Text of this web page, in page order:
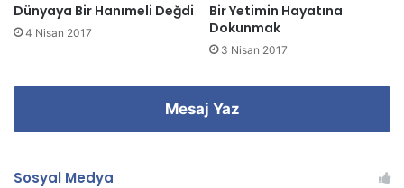
Dünyaya Bir Hanımeli Değdi
4 Nisan 2017
Bir Yetimin Hayatına
Dokunmak
3 Nisan 2017
Mesaj Yaz
Sosyal Medya